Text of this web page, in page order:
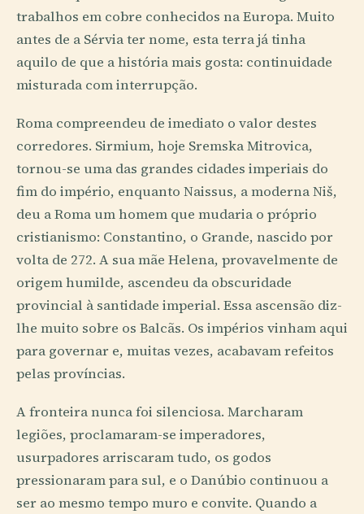
trabalhos em cobre conhecidos na Europa. Muito
antes de a Sérvia ter nome, esta terra já tinha
aquilo de que a história mais gosta: continuidade
misturada com interrupção.
Roma compreendeu de imediato o valor destes
corredores. Sirmium, hoje Sremska Mitrovica,
tornou-se uma das grandes cidades imperiais do
fim do império, enquanto Naissus, a moderna Niš,
deu a Roma um homem que mudaria o próprio
cristianismo: Constantino, o Grande, nascido por
volta de 272. A sua mãe Helena, provavelmente de
origem humilde, ascendeu da obscuridade
provincial à santidade imperial. Essa ascensão diz-
lhe muito sobre os Balcãs. Os impérios vinham aqui
para governar e, muitas vezes, acabavam refeitos
pelas províncias.
A fronteira nunca foi silenciosa. Marcharam
legiões, proclamaram-se imperadores,
usurpadores arriscaram tudo, os godos
pressionaram para sul, e o Danúbio continuou a
ser ao mesmo tempo muro e convite. Quando a